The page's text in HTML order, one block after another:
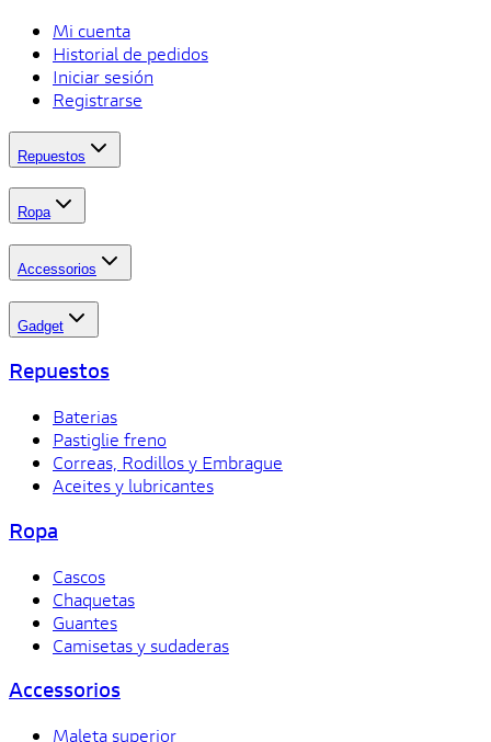
Mi cuenta
Historial de pedidos
Iniciar sesión
Registrarse
Repuestos
Ropa
Accessorios
Gadget
Repuestos
Baterias
Pastiglie freno
Correas, Rodillos y Embrague
Aceites y lubricantes
Ropa
Cascos
Chaquetas
Guantes
Camisetas y sudaderas
Accessorios
Maleta superior